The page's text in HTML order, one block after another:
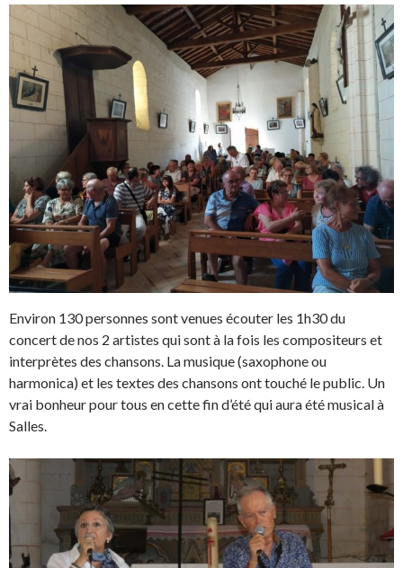
Environ 130 personnes sont venues écouter les 1h30 du
concert de nos 2 artistes qui sont à la fois les compositeurs et
interprètes des chansons. La musique (saxophone ou
harmonica) et les textes des chansons ont touché le public. Un
vrai bonheur pour tous en cette fin d’été qui aura été musical à
Salles.